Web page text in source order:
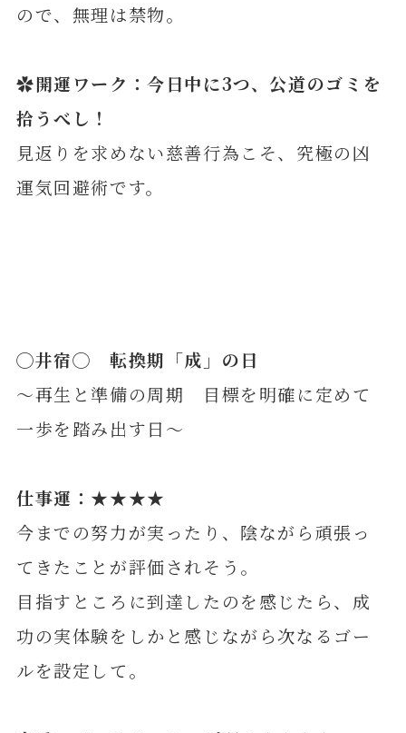
ので、無理は禁物。
✿開運ワーク：今日中に3つ、公道のゴミを
拾うべし！
見返りを求めない慈善行為こそ、究極の凶
運気回避術です。
◯井宿◯ 転換期「成」の日
～再生と準備の周期 目標を明確に定めて
一歩を踏み出す日～
仕事運：★★★★
今までの努力が実ったり、陰ながら頑張っ
てきたことが評価されそう。
目指すところに到達したのを感じたら、成
功の実体験をしかと感じながら次なるゴー
ルを設定して。